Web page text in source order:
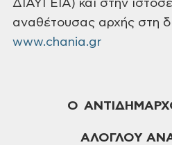
ΔΙΑΥΓΕΙΑ) και στην
αναθέτουσας αρχής στη
www.chania.gr
Ο
ΑΛΟΓΛΟΥ